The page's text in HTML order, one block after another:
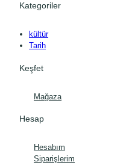
Kategoriler
kültür
Tarih
Keşfet
Mağaza
Hesap
Hesabım
Siparişlerim